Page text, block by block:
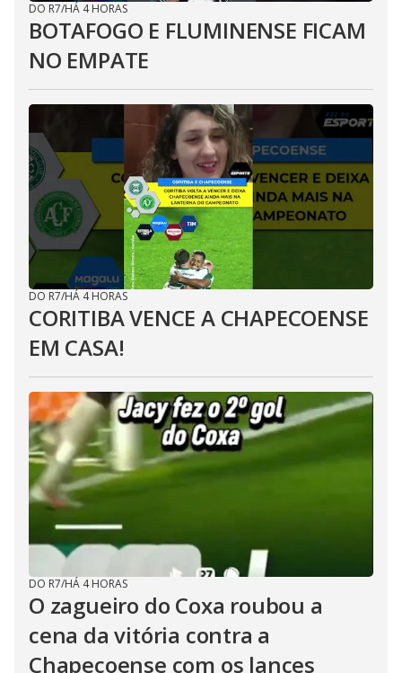
DO R7/HÁ 4 HORAS
BOTAFOGO E FLUMINENSE FICAM
NO EMPATE
DO R7/HÁ 4 HORAS
CORITIBA VENCE A CHAPECOENSE
EM CASA!
DO R7/HÁ 4 HORAS
O zagueiro do Coxa roubou a
cena da vitória contra a
Chapecoense com os lances